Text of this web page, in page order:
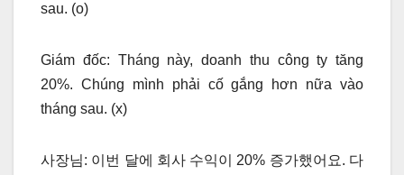
sau. (o)
Giám đốc: Tháng này, doanh thu công ty tăng
20%. Chúng mình phải cố gắng hơn nữa vào
tháng sau. (x)
사장님: 이번 달에 회사 수익이 20% 증가했어요. 다